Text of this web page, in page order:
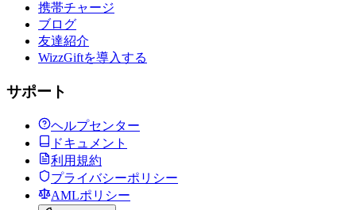
携帯チャージ
ブログ
友達紹介
WizzGiftを導入する
サポート
ヘルプセンター
ドキュメント
利用規約
プライバシーポリシー
AMLポリシー